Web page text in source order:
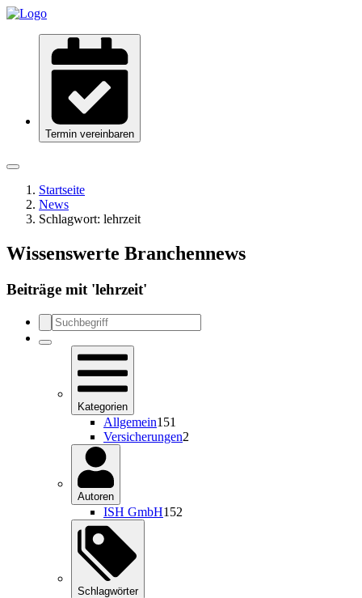
Termin vereinbaren
Startseite
News
Schlagwort: lehrzeit
Wissenswerte Branchennews
Beiträge mit 'lehrzeit'
Kategorien
Allgemein151
Versicherungen2
Autoren
ISH GmbH152
Schlagwörter